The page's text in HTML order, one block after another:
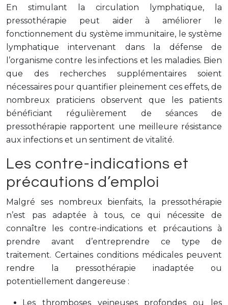
En stimulant la circulation lymphatique, la
pressothérapie peut aider à améliorer le
fonctionnement du système immunitaire, le système
lymphatique intervenant dans la défense de
l’organisme contre les infections et les maladies. Bien
que des recherches supplémentaires soient
nécessaires pour quantifier pleinement ces effets, de
nombreux praticiens observent que les patients
bénéficiant régulièrement de séances de
pressothérapie rapportent une meilleure résistance
aux infections et un sentiment de vitalité.
Les contre-indications et
précautions d’emploi
Malgré ses nombreux bienfaits, la pressothérapie
n’est pas adaptée à tous, ce qui nécessite de
connaître les contre-indications et précautions à
prendre avant d’entreprendre ce type de
traitement. Certaines conditions médicales peuvent
rendre la pressothérapie inadaptée ou
potentiellement dangereuse :
Les thromboses veineuses profondes ou les